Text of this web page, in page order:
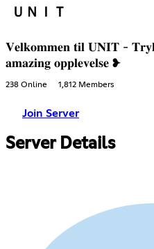
ＵＮＩＴ
𝐕𝐞𝐥𝐤𝐨𝐦𝐦𝐞𝐧 𝐭𝐢𝐥 𝐔𝐍𝐈𝐓 -
𝐚𝐦𝐚𝐳𝐢𝐧𝐠 𝐨𝐩𝐩𝐥𝐞𝐯𝐞𝐥𝐬𝐞 ❥
238 Online 1,812 Members
Join Server
Server Details